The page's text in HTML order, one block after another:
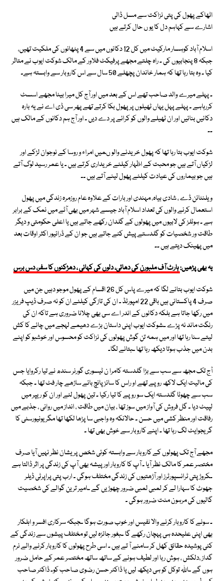
اٹھاکے پھول کی پتی نزاکت سے مسل ڈالی
اشارے سے کہاہم دل کا یو ں حال کرتے ہیں
اسلام آباد کوہسار مارکیٹ میں کل 12 دکانوں میں سے 4 پٹھانوں کی ملکیت تھیں،
جبکہ 8 پنجابیوں کی ـ راہ چلتے مجھے پرفیکٹ فلاور کے مالک شوکت ایوب نے متاثر
کیا ـ وہ بتا رہا تھا کہ ہمار خاندان پچھلے 50 سال سے اس کاروبار سے وابستہ ہے۔
ـ پہلے میرے والد صاحب تھے اس کے بعد میں اور آج کل میرا بیٹا مجھے اسسٹ
کررہاہے ـ پہلے پہل یہاں ٹھیلوں پر پھول بکا کرتے تھے پھر سی ڈی اے نے یہ بارہ
دکانیں بنائیں اور ان ٹھیلے والوں کو کرائے پر دے دیں ـ اور آج ہم دکانوں کے مالک ہیں
ـ۔
شوکت ایوب بتا رہا تھا کہ پھول خریدنے والو ںمیں امراء و روسا کے نوجوان لڑکے اور
لڑکیاں آتے ہیں جو محبت کے اظہار کیلئے خریداری کرتے ہیں ـ یا عمر رسید لوگ آتے
ہیں جو بیماروں کی عیادت کیلئے پھول لینے آتے ہیں ـ۔
ویلنٹائن ڈے ، شادی بیاہ، مہندی اور بارات کے علاوہ عام روزمرہ زندگی میں پھول
استعمال کرنے والوں کی تعداد اسلام آباد جیسے شہر میں بھی آٹے میں نمک کے برابر
ہے ـ ہوٹلز کی لابیوں میں پھولوں کے گلدان رکھے جاتے ہیں یا اعلی حکومتی و دیگر
طاقت ور شخصیات کو گلدستے پیش کئے جاتے ہیں جو ان کے ڈرائیور اکثر اوقات بعد
میں پھینک دیتے ہیں ـ۔
یہ بھی پڑھیں:ہارٹ آف ملبورن کی دھائی، دلوں کی کہانی ، دھڑکنوں کا سفر، دس برس
شوکت ایوب بتانے لگا کہ میرے پاس کل 26 اقسام کے پھول موجو دہیں جن میں
صرف 4 پاکستانی ہیں باقی 22 امپورٹڈ ـ ان کی تازگی کیلئے ان کو نہ صرف ڈیپ فریزر
میں رکھا جاتا ہے بلکہ دکانوں کے اندر اے سی بھی چلانا ضروری ہے تاکہ ان کی
رنگت ماند نہ پڑے ـشوکت ایوب اپنی داستان بڑے دھیمے لہجے میں چائے کا کش
لیتے سنا رہا تھا اور میں ہمہ تن گوش پھولوں کی نزاکت کو محسوس اور خوشبو کو اپنے
بدن میں جذب ہوتا دیکھ رہا تھا ـبتانے لگا۔
آج تک مجھ سے سب سے بڑا گلدستہ کامرا ن ٹیسوری گورنر سندھ نے تیا رکروایا جس
کی مالیت ایک لاکھ روپے تھے او راس کا سائز پانچ بائے ساڑھے چار فٹ تھا ـ جبکہ
سب سے چھوٹا گلدستہ ایک سو روپے کا تیا رکیا ـ تین پھول لئے اور ان کو ریپر میں
لپیٹ دیا ـ گل فروش کی آواز میں سوز تھا ، بیان میں طاقت ، انداز میں روانی ، جذبے میں
رفاقت اور منظر کشی میں حسن ـ حالانکہ وہ واجبی سا پڑھا لکھا تھا مگر یونیورسٹی کا
گریجوایٹ لگ رہا تھا ـ اپنے کاروبار سے خوش بھی تھا ـ
مجھے آج تک پھولوں کے کاروبار سے وابستہ کوئی شخص پریشان نظر نہیں آیا صرف
مختصر عمر کا مالک نظر آیا ـ آپ کا کاروبار اور پیشہ بھی آپ کی زندگی پر اثر ڈالتا ہے
ـکروڑپتی ٹرانسپورٹرز اور آڑھتیوں کی زندگی مختلف ہوگی ـ ارب پتی پراپرٹی ڈیلر
جھوٹ کا سہارا لے کر لمبی لمبی ضرور چھوڑیں گے ـامیر ترین گوالے کی شخصیت
گالیوں کی مرہون منت ضرور ہوگی ۔
ـ سونے کا کاروبار کرنے والا نفیس اور خوب صورت ہوگا ـجبکہ سرکاری افسر و اہلکار
بھی اپنی علیحدہ ہی پہچان رکھے گا ـبغور جائزہ لیں تو مختلف پیشوں سے زندگی کے
کئی پوشیدہ حقائق کھل کر سامنے آ تے ہیں ـ اسی طرح پھولوں کا کاروبار کرنے والے نرم
گداز ،دلکش ، ہوش ربا اور لطیف ہونے کے ساتھ ساتھ مختصر عمر کے حامل ضرور
ہوں گے ـاللہ توکل کو ہی دیکھ لیں یا ڈاکٹر حسن رضوی صاحب کوـ ڈاکٹر صاحب